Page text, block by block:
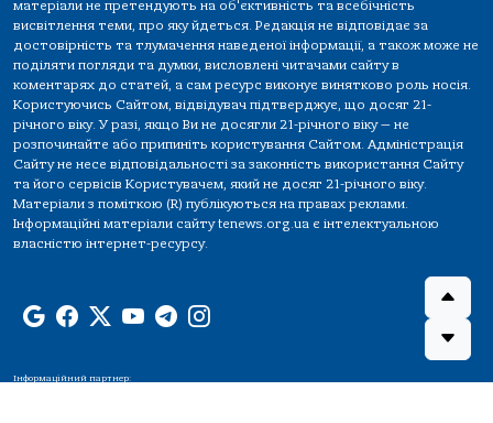
матеріали не претендують на об'єктивність та всебічність
висвітлення теми, про яку йдеться. Редакція не відповідає за
достовірність та тлумачення наведеної інформації, а також може не
поділяти погляди та думки, висловлені читачами сайту в
коментарях до статей, а сам ресурс виконує винятково роль носія.
Користуючись Сайтом, відвідувач підтверджує, що досяг 21-
річного віку. У разі, якщо Ви не досягли 21-річного віку — не
розпочинайте або припиніть користування Сайтом. Адміністрація
Сайту не несе відповідальності за законність використання Сайту
та його сервісів Користувачем, який не досяг 21-річного віку.
Матеріали з поміткою (R) публікуються на правах реклами.
Інформаційні матеріали сайту tenews.org.ua є інтелектуальною
власністю інтернет-ресурсу.
Інформаційний партнер: